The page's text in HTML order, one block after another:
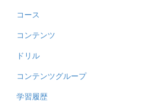
履歴
コンテンツ
CSV
ドキュメント
ビデオ
2024年12月アップデート
2024年8月アップデート
2024年5月アップデート
2023年12月アップデート
2023年11月アップデート
コース
基本操作
新レイアウト
旧レイアウト
コース詳細設定の参考
コンテンツ
ビデオ
ドキュメント
多言語表示
ドリル
概要
問題について
コンテンツグループ
学習履歴